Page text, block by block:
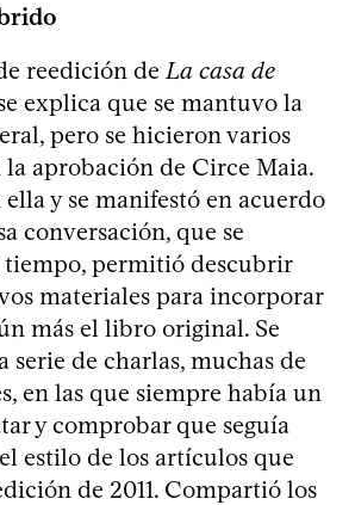
reedición de La casa de
explica que se mantuvo la
pero se hicieron varios
la aprobación de Circe Maia.
ella y se manifestó en acuerdo
conversación, que se
permitió descubrir
materiales para incorporar
más el libro original. Se
serie de charlas, muchas de
en las que siempre había un
y comprobar que seguía
estilo de los artículos que
de 2011. Compartió los